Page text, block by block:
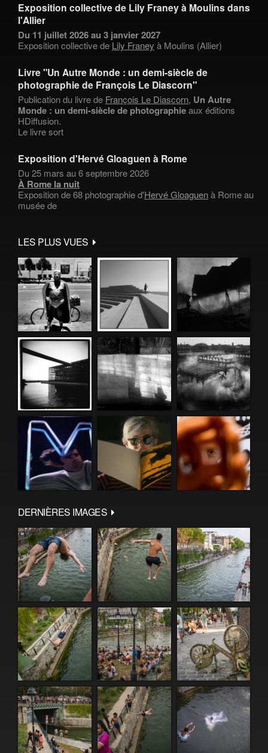
Exposition collective de Lily Franey à Moulins dans
l'Allier
Du 11 juillet 2026 au 3 janvier 2027
Exposition collective de Lily Franey à Moulins (Allier)
Livre "Un Autre Monde : un demi-siècle de
photographie de François Le Diascorn"
Publication du livre de François Le Diascorn, Un Autre
Monde : un demi-siècle de photographieaux éditions
HDiffusion.
Le livre sort
Exposition d'Hervé Gloaguen à Rome
Du 25 mars au 6 septembre 2026
À Rome la nuit
Exposition de 68 photographie d'Hervé Gloaguenà Rome au
musée de
LES PLUS VUES
DERNIÈRES IMAGES